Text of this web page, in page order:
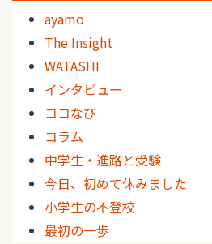
ayamo
The Insight
WATASHI
インタビュー
ココなび
コラム
中学生・進路と受験
今日、初めて休みました
小学生の不登校
最初の一歩